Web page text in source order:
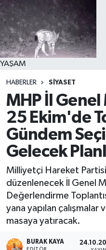
YAŞAM
HABERLER SİYASET
MHP İl
25 Ekim'de
Gündem
Gelecek
Milliyetçi Hareket
düzenlenecek İl Genel
Değerlendirme
yana yapılan
masaya yatıracak.
BURAK KAYA
EDITÖR